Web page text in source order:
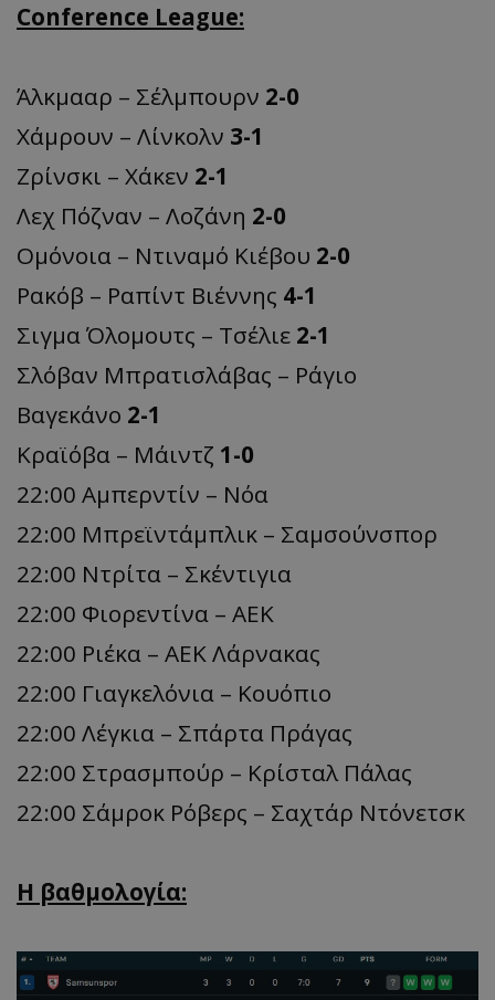
Conference League:
Άλκμααρ – Σέλμπουρν 2-0
Χάμρουν – Λίνκολν 3-1
Ζρίνσκι – Χάκεν 2-1
Λεχ Πόζναν – Λοζάνη 2-0
Ομόνοια – Ντιναμό Κιέβου 2-0
Ρακόβ – Ραπίντ Βιέννης 4-1
Σιγμα Όλομουτς – Τσέλιε 2-1
Σλόβαν Μπρατισλάβας – Ράγιο
Βαγεκάνο 2-1
Κραϊόβα – Μάιντζ 1-0
22:00 Αμπερντίν – Νόα
22:00 Μπρεϊντάμπλικ – Σαμσούνσπορ
22:00 Ντρίτα – Σκέντιγια
22:00 Φιορεντίνα – ΑΕΚ
22:00 Ριέκα – ΑΕΚ Λάρνακας
22:00 Γιαγκελόνια – Κουόπιο
22:00 Λέγκια – Σπάρτα Πράγας
22:00 Στρασμπούρ – Κρίσταλ Πάλας
22:00 Σάμροκ Ρόβερς – Σαχτάρ Ντόνετσκ
Η βαθμολογία: